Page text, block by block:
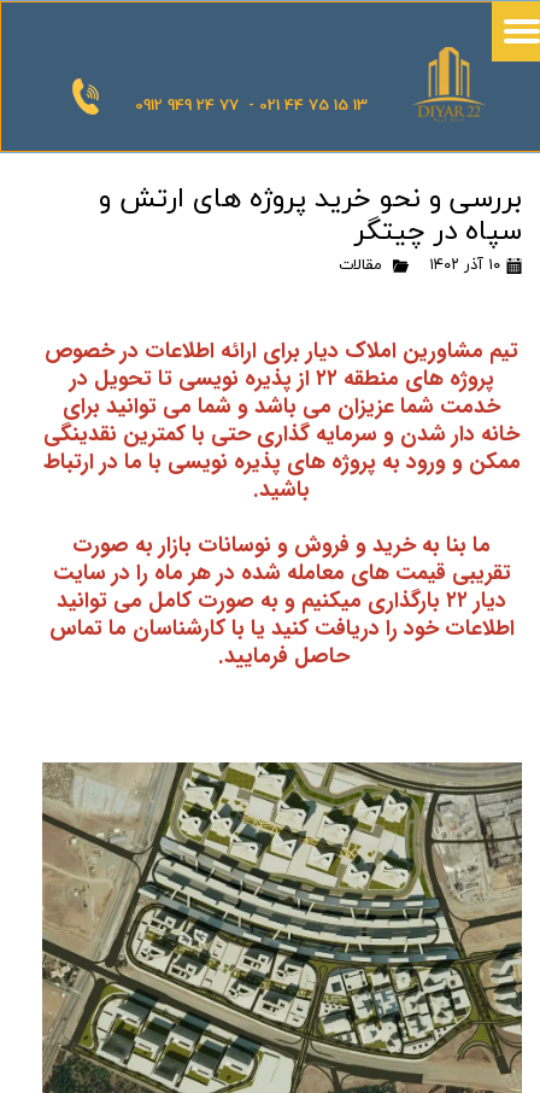
0912 949 24 77 - 021 44 75 15 13
بررسی و نحو خرید پروژه های ارتش و
سپاه در چیتگر
۱۰ آذر ۱۴۰۲ مقالات
تیم مشاورین املاک دیار برای ارائه اطلاعات در خصوص
پروژه های منطقه ۲۲ از پذیره نویسی تا تحویل در
خدمت شما عزیزان می باشد و شما می توانید برای
خانه دار شدن و سرمایه گذاری حتی با کمترین نقدینگی
ممکن و ورود به پروژه های پذیره نویسی با ما در ارتباط
باشید.
ما بنا به خرید و فروش و نوسانات بازار به صورت
تقریبی قیمت های معامله شده در هر ماه را در سایت
دیار ۲۲ بارگذاری میکنیم و به صورت کامل می توانید
اطلاعات خود را دریافت کنید یا با کارشناسان ما تماس
حاصل فرمایید.